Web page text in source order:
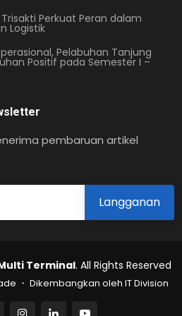
Perkuat Peran dalam
Logistik
Pelabuhan Tanjung
Positif pada Semester I –
pembaruan artikel
Terminal. All Rights Reserved
・ Dikembangkan oleh IT Division